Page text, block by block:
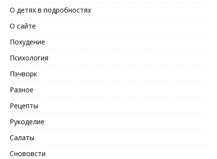
О детях в подробностях
О сайте
Похудение
Психология
Пэчворк
Разное
Рецепты
Рукоделие
Салаты
Снововсти